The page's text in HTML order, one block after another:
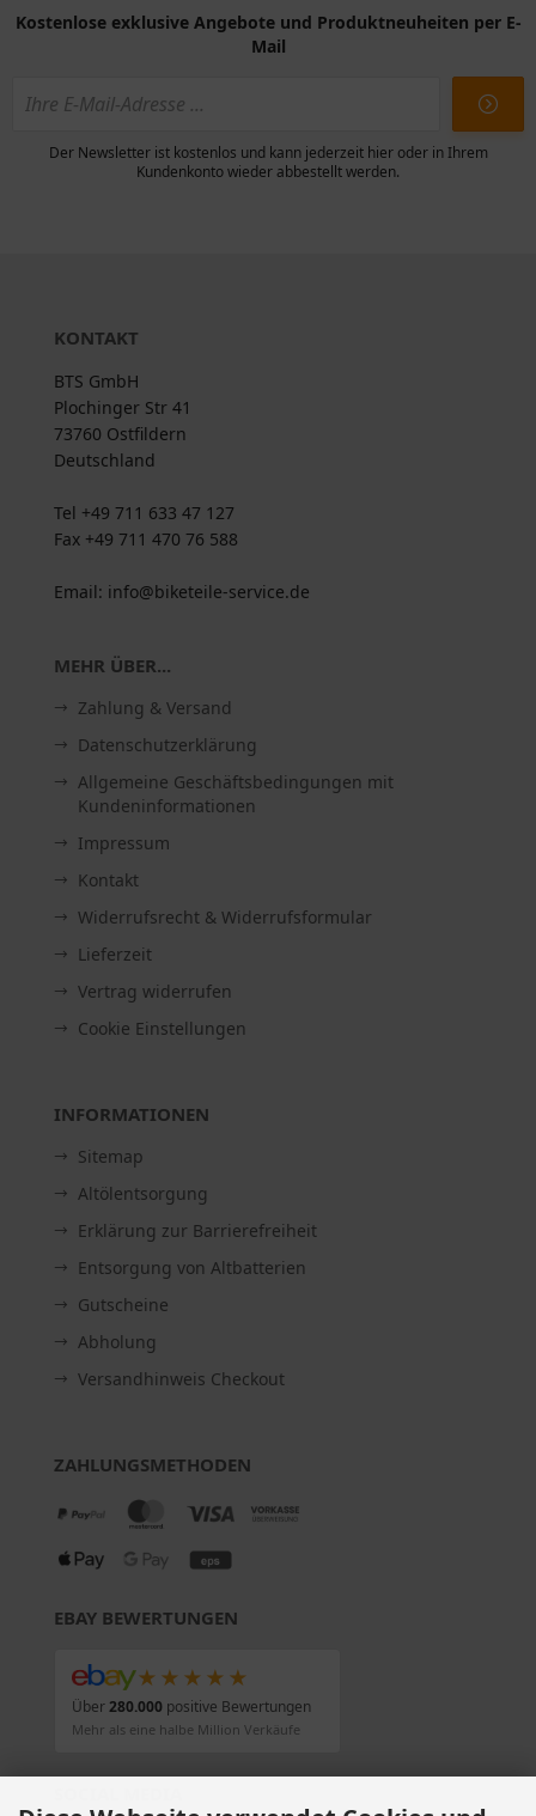
Kostenlose exklusive Angebote und Produktneuheiten per E-
Mail
Der Newsletter ist kostenlos und kann jederzeit hier oder in Ihrem
Kundenkonto wieder abbestellt werden.
KONTAKT
BTS GmbH
Plochinger Str 41
73760 Ostfildern
Deutschland
Tel +49 711 633 47 127
Fax +49 711 470 76 588
Email: info@biketeile-service.de
MEHR ÜBER...
Zahlung & Versand
Datenschutzerklärung
Allgemeine Geschäftsbedingungen mit
Kundeninformationen
Impressum
Kontakt
Widerrufsrecht & Widerrufsformular
Lieferzeit
Vertrag widerrufen
Cookie Einstellungen
INFORMATIONEN
Sitemap
Altölentsorgung
Erklärung zur Barrierefreiheit
Entsorgung von Altbatterien
Gutscheine
Abholung
Versandhinweis Checkout
ZAHLUNGSMETHODEN
EBAY BEWERTUNGEN
★★★★★
Über280.000positive Bewertungen
Mehr als eine halbe Million Verkäufe